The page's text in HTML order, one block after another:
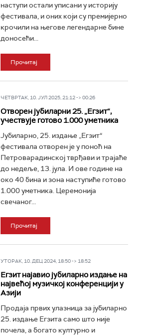
наступи остали уписани у историју
фестивала, и оних који су премијерно
крочили на његове легендарне бине
доносећи...
Прочитај
ЧЕТВРТАК, 10. ЈУЛ 2025, 21:12 -> 00:26
Отворен јубиларни 25. „Егзит“,
учествује готово 1.000 уметника
Јубиларно, 25. издање „Егзит“
фестивала отворен је у поноћ на
Петроварадинској тврђави и трајаће
до недеље, 13. јула. И ове године на
око 40 бина и зона наступиће готово
1.000 уметника. Церемонија
свечаног...
Прочитај
УТОРАК, 10. ДЕЦ 2024, 18:50 -> 18:52
Егзит најавио јубиларно издање на
највећој музичкој конференцији у
Азији
Продаја првих улазница за јубиларно
25. издање Егзита само што није
почела, а богато културно и